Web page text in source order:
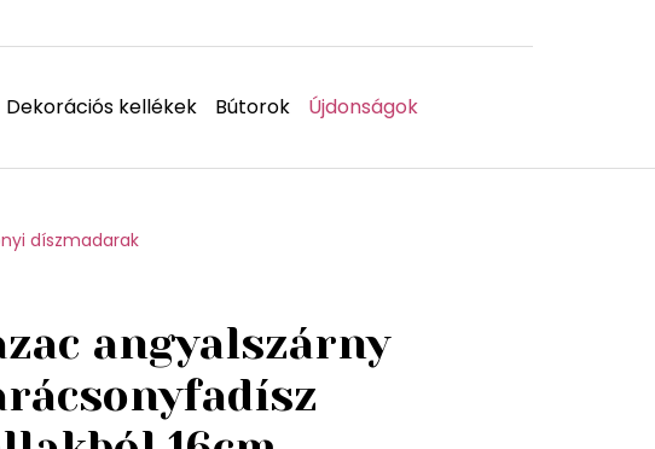
Dekorációs kellékek Bútorok Újdonságok
díszmadarak
angyalszárny